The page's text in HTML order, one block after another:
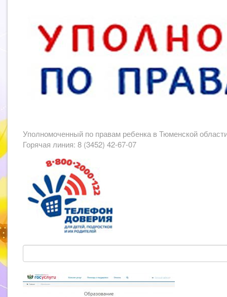
Уполномоченный по правам ребенка в Тюменской
Горячая линия: 8 (3452) 42-67-07